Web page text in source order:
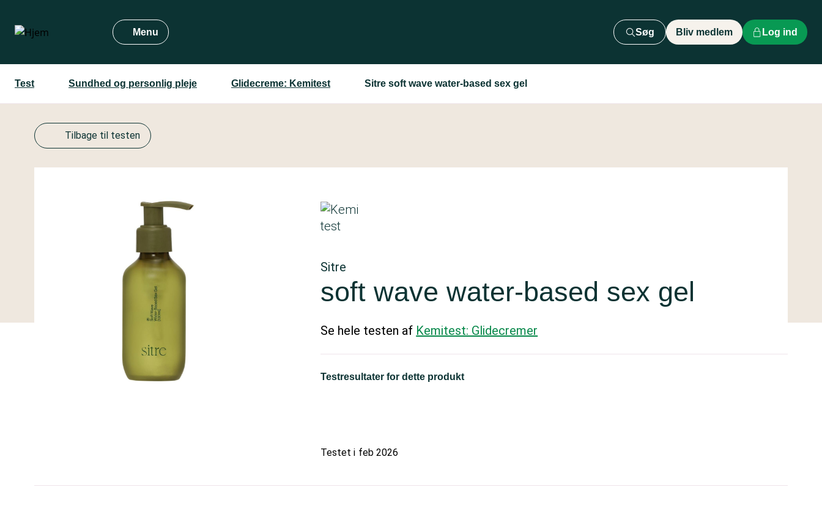
hovedindhold
Menu Søg Bliv medlem Log ind
Test Sundhed og personlig pleje Glidecreme: Kemitest Sitre soft wave water-based sex gel
Tilbage til testen
Sitre
soft wave water-based sex gel
Se hele testen af Kemitest: Glidecremer
Testresultater for dette produkt
Testet i feb 2026